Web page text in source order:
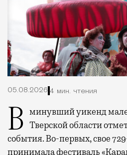
05.08.2026 4 мин. чтения
В минувший уикенд маленькая Старица в Тверской области
события. Во-первых, свое
принимала фестиваль